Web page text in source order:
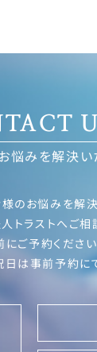
悩みを解決い
のお悩みを解決
トラストへご相
ご予約ください
は事前予約に